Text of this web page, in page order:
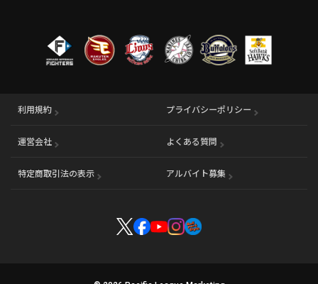
利用規約 プライバシーポリシー
運営会社 （別ウィンドウで開く） よくある質問
特定商取引法の表示 アルバイト募集 （別ウィンドウで開く